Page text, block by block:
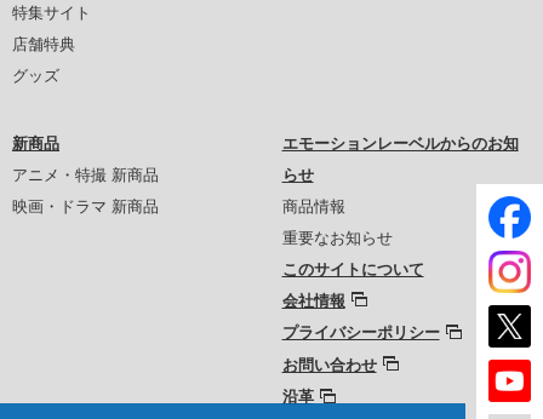
特集サイト
店舗特典
グッズ
新商品
アニメ・特撮 新商品
映画・ドラマ 新商品
エモーションレーベルからのお知
らせ
商品情報
重要なお知らせ
このサイトについて
会社情報
プライバシーポリシー
お問い合わせ
沿革